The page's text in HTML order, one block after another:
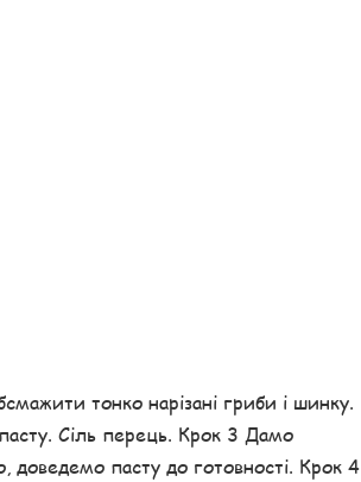
тонко нарізані гриби і шинку.
Сіль перець. Крок 3 Дамо
пасту до готовності. Крок 4